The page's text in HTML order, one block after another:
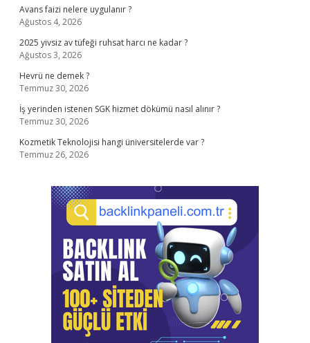
Avans faizi nelere uygulanır ?
Ağustos 4, 2026
2025 yivsiz av tüfeği ruhsat harcı ne kadar ?
Ağustos 3, 2026
Hevrü ne demek ?
Temmuz 30, 2026
İş yerinden istenen SGK hizmet dökümü nasıl alınır ?
Temmuz 30, 2026
Kozmetik Teknolojisi hangi üniversitelerde var ?
Temmuz 26, 2026